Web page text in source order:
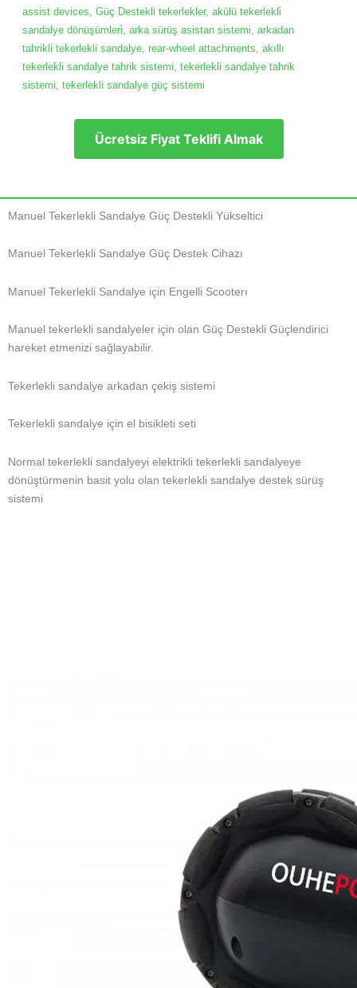
assist devices
Güç Destekli tekerlekler, akülü tekerlekli̇
sandalye dönüşümleri̇
arka sürüş asistan sistemi
arkadan
tahrikli tekerlekli sandalye rear-wheel attachments
akıllı
tekerlekli sandalye tahrik sistemi
tekerlekli sandalye tahrik
sistemi
tekerlekli sandalye güç sistemi
Ücretsiz Fiyat Teklifi Almak
Manuel Tekerlekli Sandalye Güç Destekli Yükseltici
Manuel Tekerlekli Sandalye Güç Destek Cihazı
Manuel Tekerlekli Sandalye için Engelli Scooterı
Manuel tekerlekli sandalyeler için olan Güç Destekli Güçlendirici
hareket etmenizi sağlayabilir.
Tekerlekli sandalye arkadan çekiş sistemi
Tekerlekli sandalye için el bisikleti seti
Normal tekerlekli sandalyeyi elektrikli tekerlekli sandalyeye
dönüştürmenin basit yolu olan tekerlekli sandalye destek sürüş
sistemi
Manuel Tekerlekli Sandalye Güç Destekli Yükseltici